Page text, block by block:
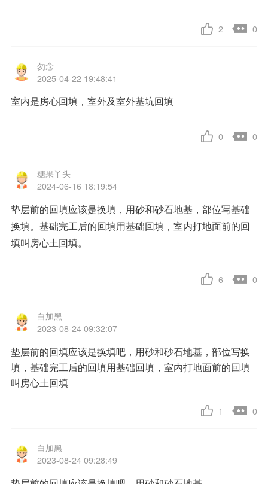
2 0
勿念
2025-04-22 19:48:41
室内是房心回填，室外及室外基坑回填
0 0
糖果丫头
2024-06-16 18:19:54
垫层前的回填应该是换填，用砂和砂石地基，部位写基础
换填。基础完工后的回填用基础回填，室内打地面前的回
填叫房心土回填。
6 0
白加黑
2023-08-24 09:32:07
垫层前的回填应该是换填吧，用砂和砂石地基，部位写换
填，基础完工后的回填用基础回填，室内打地面前的回填
叫房心土回填
1 0
白加黑
2023-08-24 09:28:49